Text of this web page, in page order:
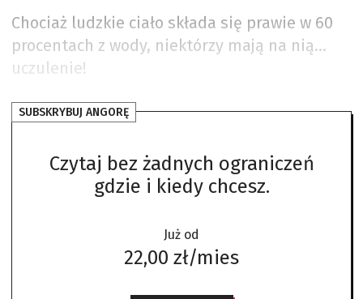
Chociaż ludzkie ciało składa się prawie w 60
procentach z wody, niektórzy mają na nią…
uczulenie!
SUBSKRYBUJ ANGORĘ
Czytaj bez żadnych ograniczeń
gdzie i kiedy chcesz.
Już od
22,00 zł/mies